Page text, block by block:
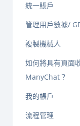
統一賬戶
管理用戶數據/
複製機械人
如何將具有頁面
ManyChat？
我的帳戶
流程管理